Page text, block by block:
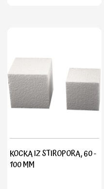
KOCKA IZ STIROPORA, 60 -
100 MM